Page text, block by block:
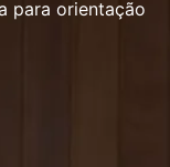
para orientação